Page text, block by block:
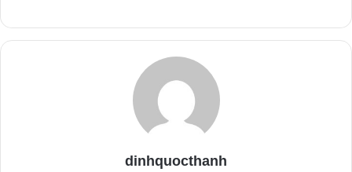
dinhquocthanh